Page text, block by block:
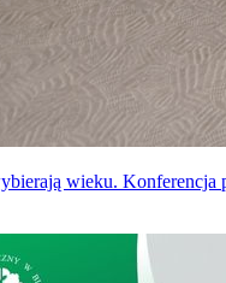
wieku. Konferencja